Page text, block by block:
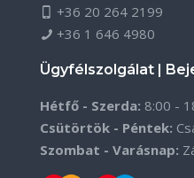
+36 20 264 2199
+36 1 646 4980
Ügyfélszolgálat |
Hétfő - Szerda: 8:00 -
Csütörtök - Péntek:
Szombat - Varásnap: